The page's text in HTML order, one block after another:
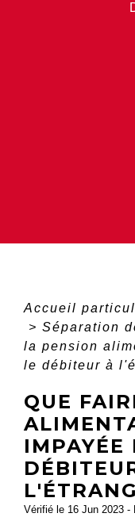
Accueil
> Séparation
la pension
le débiteur à
QUE
IMPAYÉE
Vérifié le 16 Jun 2023 -